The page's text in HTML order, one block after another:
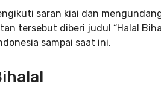
saran kiai dan
tersebut diberi judul “Halal
sampai saat ini.